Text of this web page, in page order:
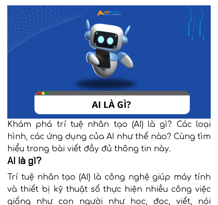
Khám phá trí tuệ nhân tạo (AI) là gì? Các loại
hình, các ứng dụng của AI như thế nào? Cùng tìm
hiểu trong bài viết đầy đủ thông tin này.
AI là gì?
Trí tuệ nhân tạo (AI) là công nghệ giúp máy tính
và thiết bị kỹ thuật số thực hiện nhiều công việc
giống như con người như học, đọc, viết, nói